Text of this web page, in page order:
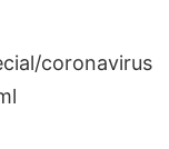
coronavirus